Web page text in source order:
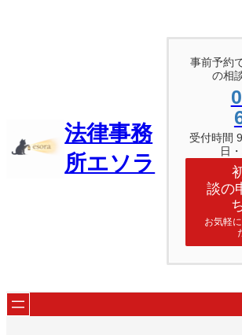
法律事務
所エソラ
事前予約
の相
受付時間
日
談の
お気軽